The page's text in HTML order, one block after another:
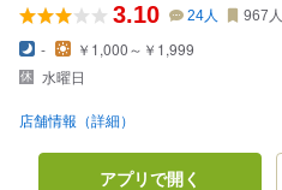
3.10 24人 967 人
-
￥1,000～￥1,999
水曜日
店舗情報（詳細）
アプリで開く